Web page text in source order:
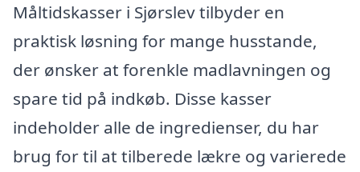
Måltidskasser i Sjørslev tilbyder en
praktisk løsning for mange husstande,
der ønsker at forenkle madlavningen og
spare tid på indkøb. Disse kasser
indeholder alle de ingredienser, du har
brug for til at tilberede lækre og varierede